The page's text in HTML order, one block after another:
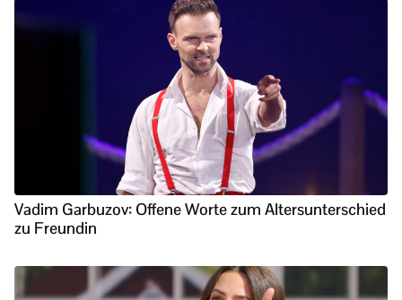
Vadim Garbuzov: Offene Worte zum Altersunterschied
zu Freundin